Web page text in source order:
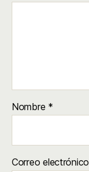
Nombre *
Correo electrónico